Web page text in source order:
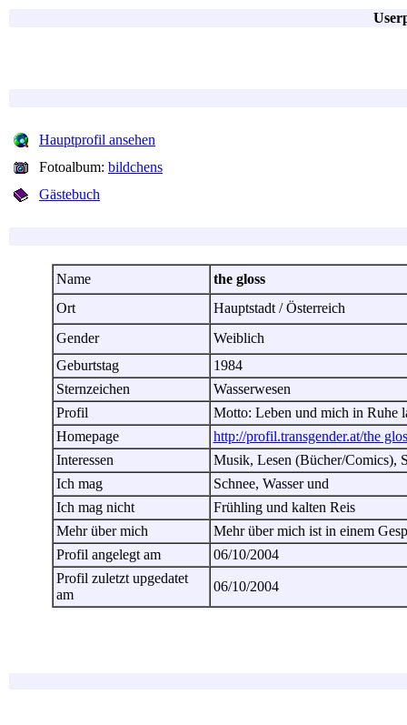
Hauptprofil ansehen
Fotoalbum: bildchens
Gästebuch
Name
the gloss
Ort
Hauptstadt / Österreich
Gender
Weiblich
Geburtstag
1984
Sternzeichen
Wasserwesen
Profil
Motto: Leben und mich in Ruhe
Homepage
http://profil.transgender.at/the
Interessen
Musik, Lesen (Bücher/Comics),
Ich mag
Schnee, Wasser und
Ich mag nicht
Frühling und kalten Reis
Mehr über mich
Mehr über mich ist in einem
Profil angelegt am
06/10/2004
Profil zuletzt upgedatet
am
06/10/2004